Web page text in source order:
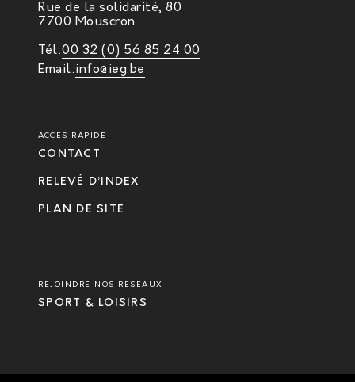
Rue de la solidarité, 80
7700 Mouscron
Tél:00 32 (0) 56 85 24 00
Email:info@ieg.be
ACCES RAPIDE
CONTACT
RELEVÉ D’INDEX
PLAN DE SITE
REJOINDRE NOS RESEAUX
SPORT & LOISIRS